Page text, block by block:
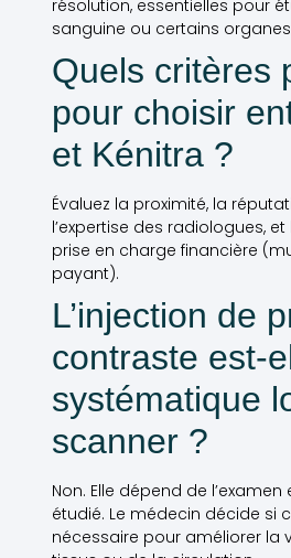
résolution, essentielles pour
sanguine ou certains
Quels critères
pour choisir
et Kénitra ?
Évaluez la proximité, la
l’expertise des radiologues,
prise en charge financière
payant).
L’injection de
contraste est-
systématique
scanner ?
Non. Elle dépend de l’examen
étudié. Le médecin décide si
nécessaire pour améliorer la